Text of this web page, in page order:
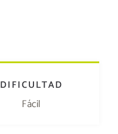
DIFICULTAD
Fácil